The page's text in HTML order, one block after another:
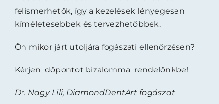
felismerhetők, így a kezelések lényegesen
kíméletesebbek és tervezhetőbbek.
Ön mikor járt utoljára fogászati ellenőrzésen?
Kérjen időpontot bizalommal rendelőnkbe!
Dr. Nagy Lili, DiamondDentArt fogászat